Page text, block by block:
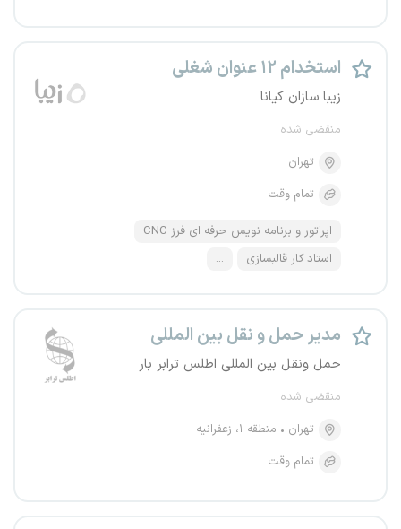
استخدام ۱۲ عنوان شغلی
زیبا سازان کیانا
منقضی شده
تهران
تمام وقت
اپراتور و برنامه نویس حرفه ای فرز CNC
استاد کار قالبسازی
...
مدیر حمل و نقل بین المللی
حمل ونقل بین المللی اطلس ترابر بار
منقضی شده
تهران
منطقه ۱، زعفرانیه
تمام وقت